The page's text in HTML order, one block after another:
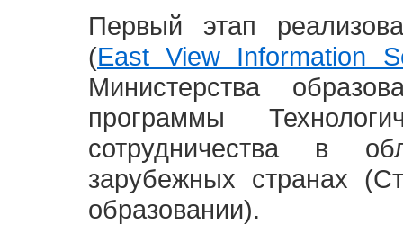
Первый этап
(East View Information
Министерства
программы
сотрудничества в
зарубежных странах
образовании).